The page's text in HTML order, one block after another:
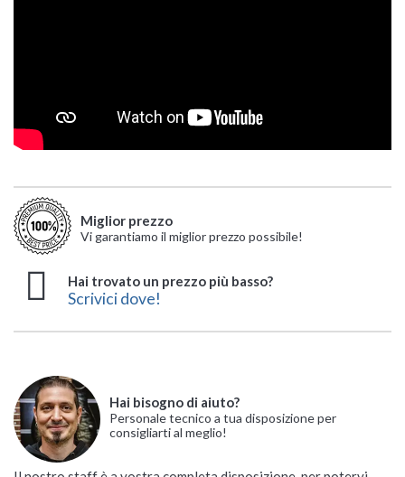
Miglior prezzo
Vi garantiamo il miglior prezzo possibile!
Hai trovato un prezzo più basso?
Scrivici dove!
Hai bisogno di aiuto?
Personale tecnico a tua disposizione per
consigliarti al meglio!